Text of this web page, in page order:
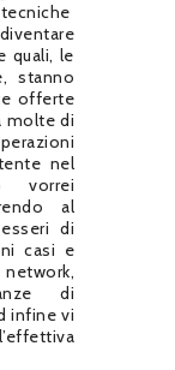
quali, le
stanno
offerte
molte di
nel
vorrei
al
di
casi e
di
infine vi